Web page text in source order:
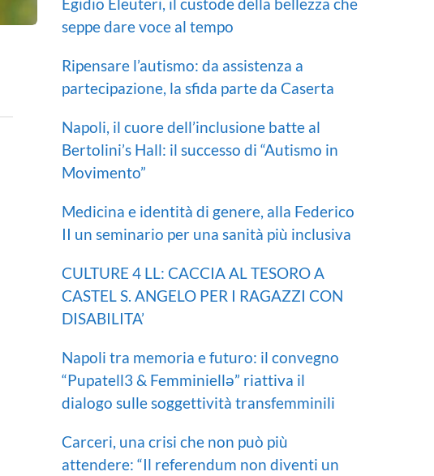
seppe dare voce al tempo
Ripensare l’autismo: da assistenza a
partecipazione, la sfida parte da Caserta
Napoli, il cuore dell’inclusione batte al
Bertolini’s Hall: il successo di “Autismo in
Movimento”
Medicina e identità di genere, alla Federico
II un seminario per una sanità più inclusiva
CULTURE 4 LL: CACCIA AL TESORO A
CASTEL S. ANGELO PER I RAGAZZI CON
DISABILITA’
Napoli tra memoria e futuro: il convegno
“Pupatell3 & Femminiellə” riattiva il
dialogo sulle soggettività transfemminili
Carceri, una crisi che non può più
attendere: “Il referendum non diventi un